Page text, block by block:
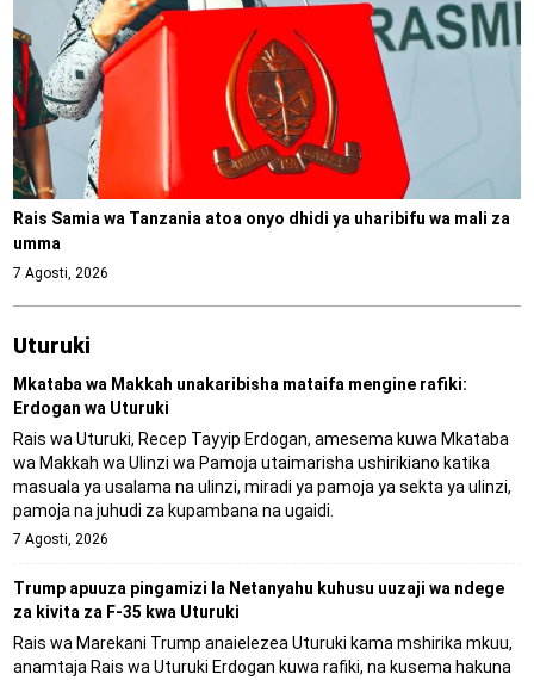
Rais Samia wa Tanzania atoa onyo dhidi ya uharibifu wa mali za
umma
7 Agosti, 2026
Uturuki
Mkataba wa Makkah unakaribisha mataifa mengine rafiki:
Erdogan wa Uturuki
Rais wa Uturuki, Recep Tayyip Erdogan, amesema kuwa Mkataba
wa Makkah wa Ulinzi wa Pamoja utaimarisha ushirikiano katika
masuala ya usalama na ulinzi, miradi ya pamoja ya sekta ya ulinzi,
pamoja na juhudi za kupambana na ugaidi.
7 Agosti, 2026
Trump apuuza pingamizi la Netanyahu kuhusu uuzaji wa ndege
za kivita za F-35 kwa Uturuki
Rais wa Marekani Trump anaielezea Uturuki kama mshirika mkuu,
anamtaja Rais wa Uturuki Erdogan kuwa rafiki, na kusema hakuna